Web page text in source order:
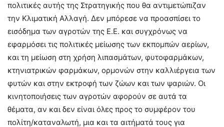
πολιτικές αυτής της Στρατηγικής που θα αντιμετώπιζαν
την Κλιματική Αλλαγή. Δεν μπόρεσε να προασπίσει το
εισόδημα των αγροτών της Ε.Ε. και συγχρόνως να
εφαρμόσει τις πολιτικές μείωσης των εκπομπών αερίων,
και τη μείωση στη χρήση λιπασμάτων, φυτοφαρμάκων,
κτηνιατρικών φαρμάκων, ορμονών στην καλλιέργεια των
φυτών και στην εκτροφή των ζώων και των ψαριών. Οι
κινητοποιήσεις των αγροτών αφορούν σε αυτά τα
θέματα, αν και δεν είναι όλες προς το συμφέρον του
πολίτη/καταναλωτή, μια και τα αιτήματά τους για